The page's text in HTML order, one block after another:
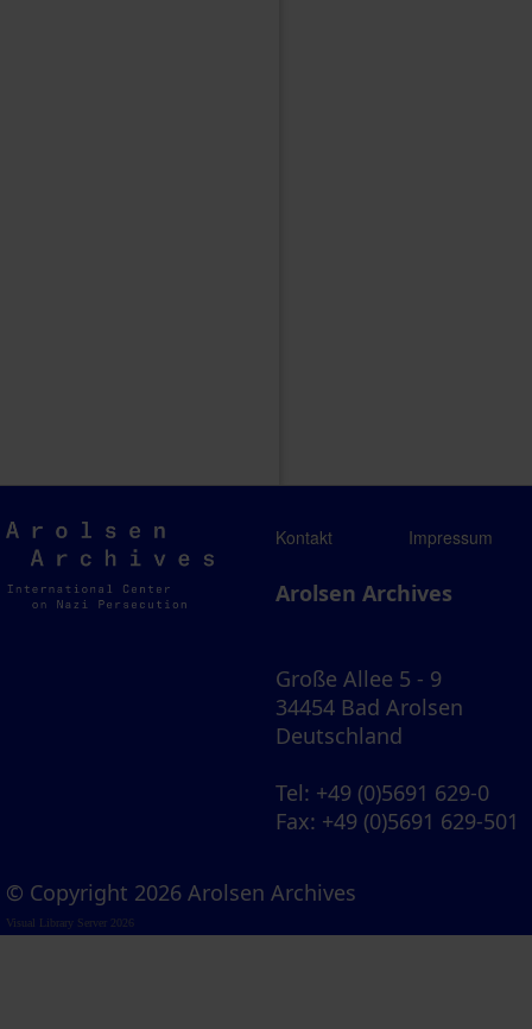
Arolsen
Archives
Kontakt Impressum
Arolsen Archives
Große Allee 5 - 9
34454 Bad Arolsen
Deutschland
Tel: +49 (0)5691 629-0
Fax: +49 (0)5691 629-501
© Copyright 2026 Arolsen Archives
Visual Library Server 2026